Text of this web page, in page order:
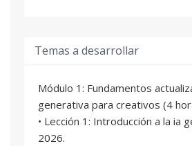
Temas a desarrollar
Módulo 1: Fundamentos
generativa para creativos (4
• Lección 1: Introducción a la ia
2026.